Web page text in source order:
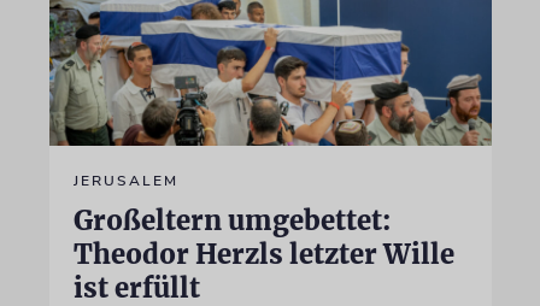
JERUSALEM
Großeltern umgebettet:
Theodor Herzls letzter Wille
ist erfüllt